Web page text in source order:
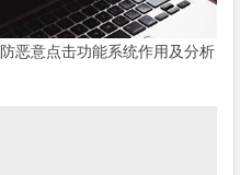
防恶意点击功能系统作用及分析